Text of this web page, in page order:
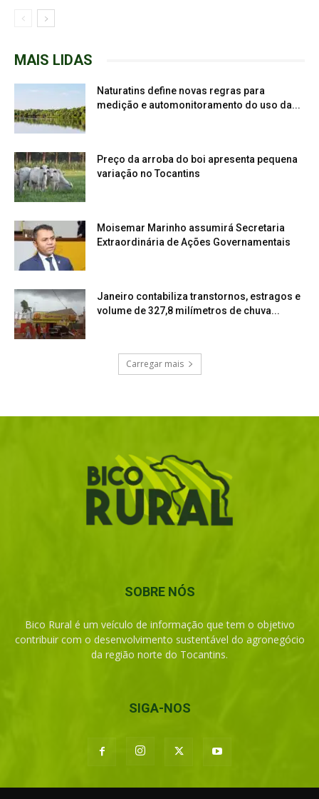
MAIS LIDAS
Naturatins define novas regras para
medição e automonitoramento do uso da...
Preço da arroba do boi apresenta pequena
variação no Tocantins
Moisemar Marinho assumirá Secretaria
Extraordinária de Ações Governamentais
Janeiro contabiliza transtornos, estragos e
volume de 327,8 milímetros de chuva...
Carregar mais
SOBRE NÓS
Bico Rural é um veículo de informação que tem o objetivo
contribuir com o desenvolvimento sustentável do agronegócio
da região norte do Tocantins.
SIGA-NOS